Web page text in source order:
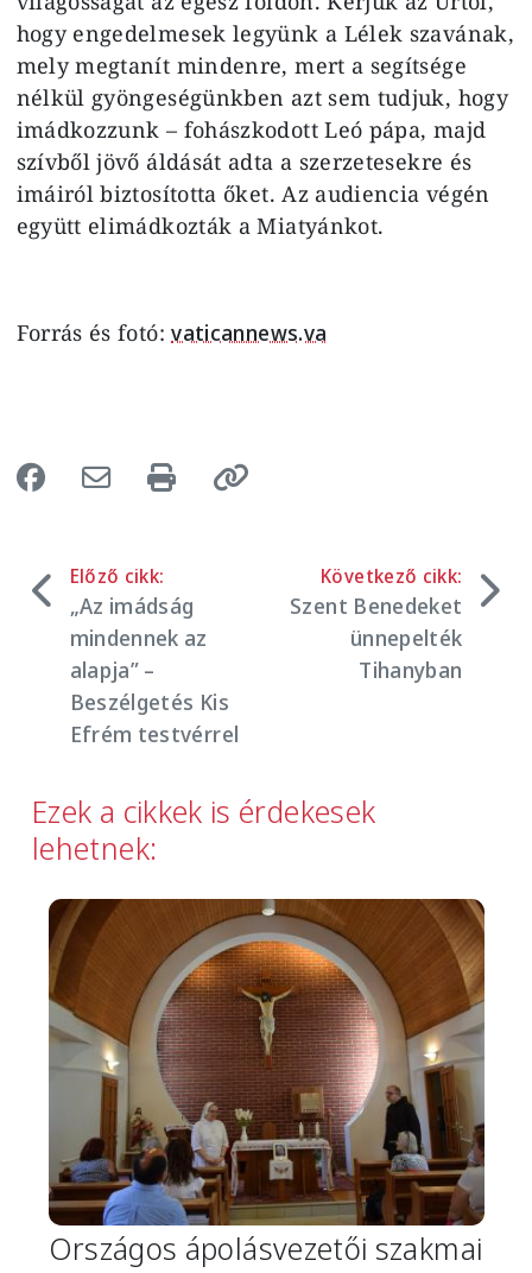
hogy engedelmesek legyünk a Lélek szavának,
mely megtanít mindenre, mert a segítsége
nélkül gyöngeségünkben azt sem tudjuk, hogy
imádkozzunk – fohászkodott Leó pápa, majd
szívből jövő áldását adta a szerzetesekre és
imáiról biztosította őket. Az audiencia végén
együtt elimádkozták a Miatyánkot.
Forrás és fotó:vaticannews.va
Előző cikk:
„Az imádság
mindennek az
alapja” –
Beszélgetés Kis
Efrém testvérrel
Következő cikk:
Szent Benedeket
ünnepelték
Tihanyban
Ezek a cikkek is érdekesek
lehetnek:
Image
Országos ápolásvezetői szakmai